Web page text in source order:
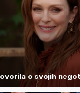
o svojih